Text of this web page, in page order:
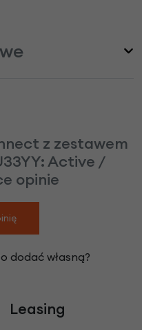
z zestawem
Active /
opinie
dodać własną?
Leasing